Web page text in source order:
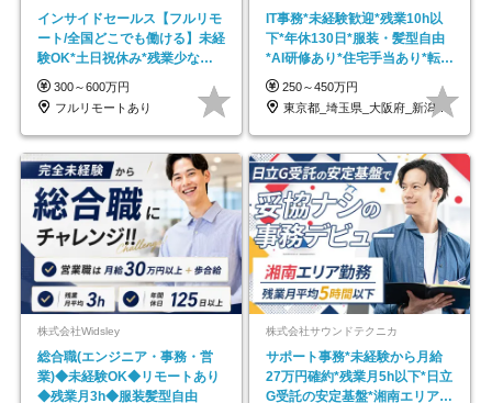
インサイドセールス【フルリモ
ート/全国どこでも働ける】未経
験OK*土日祝休み*残業少なめ*
在宅勤務手当あり
300～600万円
フルリモートあり
IT事務*未経験歓迎*残業10h以
下*年休130日*服装・髪型自由
*AI研修あり*住宅手当あり*転勤
なし
250～450万円
東京都_埼玉県_大阪府_新潟県_福岡県
株式会社Widsley
総合職(エンジニア・事務・営
業)◆未経験OK◆リモートあり
◆残業月3h◆服装髪型自由
株式会社サウンドテクニカ
サポート事務*未経験から月給
27万円確約*残業月5h以下*日立
G受託の安定基盤*湘南エリア勤